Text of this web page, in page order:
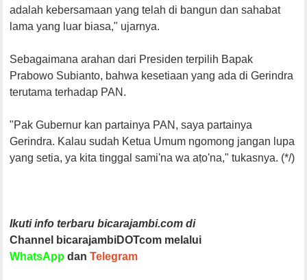
adalah kebersamaan yang telah di bangun dan sahabat
lama yang luar biasa," ujarnya.
Sebagaimana arahan dari Presiden terpilih Bapak
Prabowo Subianto, bahwa kesetiaan yang ada di Gerindra
terutama terhadap PAN.
"Pak Gubernur kan partainya PAN, saya partainya
Gerindra. Kalau sudah Ketua Umum ngomong jangan lupa
yang setia, ya kita tinggal sami'na wa aṭo'na," tukasnya. (*/)
Ikuti info terbaru bicarajambi.com di
Channel bicarajambiDOTcom melalui
WhatsApp danTelegram